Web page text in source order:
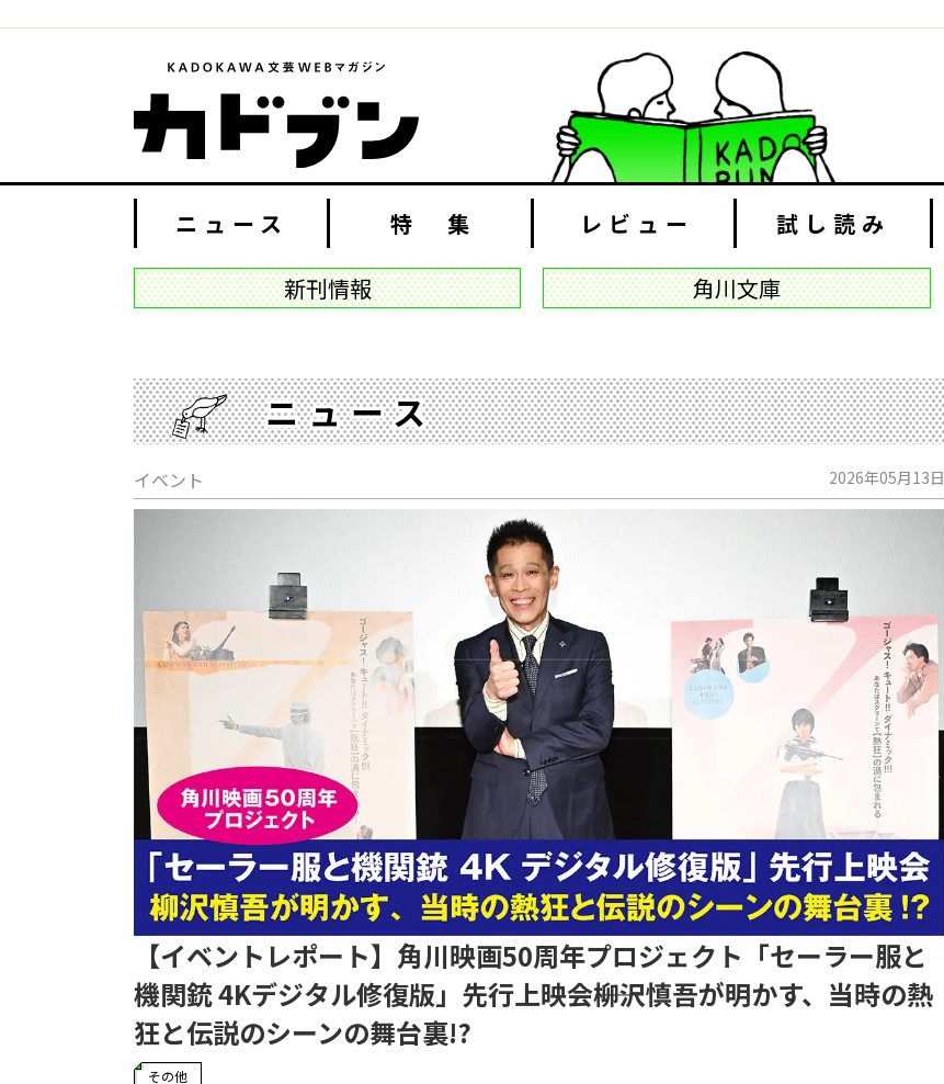
ニュース 特 集 レビュー 試し読み
新刊情報 角川文庫
ニュース
イベント 2026年05月13日
【イベントレポート】角川映画50周年プロジェクト「セーラー服と
機関銃 4Kデジタル修復版」先行上映会――柳沢慎吾が明かす、当時の熱
狂と伝説のシーンの舞台裏!?
その他